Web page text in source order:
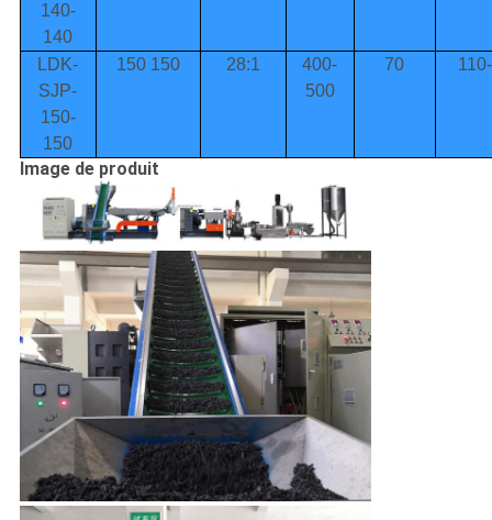
140-
140
LDK-
SJP-
150-
150
150 150 28:1
400-
500
70
Image de produit